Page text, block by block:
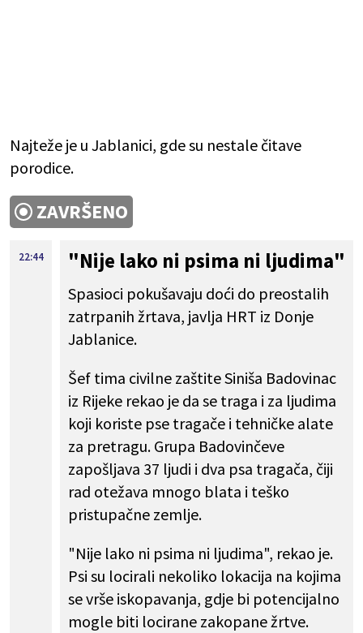
Najteže je u Jablanici, gde su nestale čitave
porodice.
ZAVRŠENO
22:44 "Nije lako ni psima ni ljudima"
Spasioci pokušavaju doći do preostalih
zatrpanih žrtava, javlja HRT iz Donje
Jablanice.
Šef tima civilne zaštite Siniša Badovinac
iz Rijeke rekao je da se traga i za ljudima
koji koriste pse tragače i tehničke alate
za pretragu. Grupa Badovinčeve
zapošljava 37 ljudi i dva psa tragača, čiji
rad otežava mnogo blata i teško
pristupačne zemlje.
"Nije lako ni psima ni ljudima", rekao je.
Psi su locirali nekoliko lokacija na kojima
se vrše iskopavanja, gdje bi potencijalno
mogle biti locirane zakopane žrtve.